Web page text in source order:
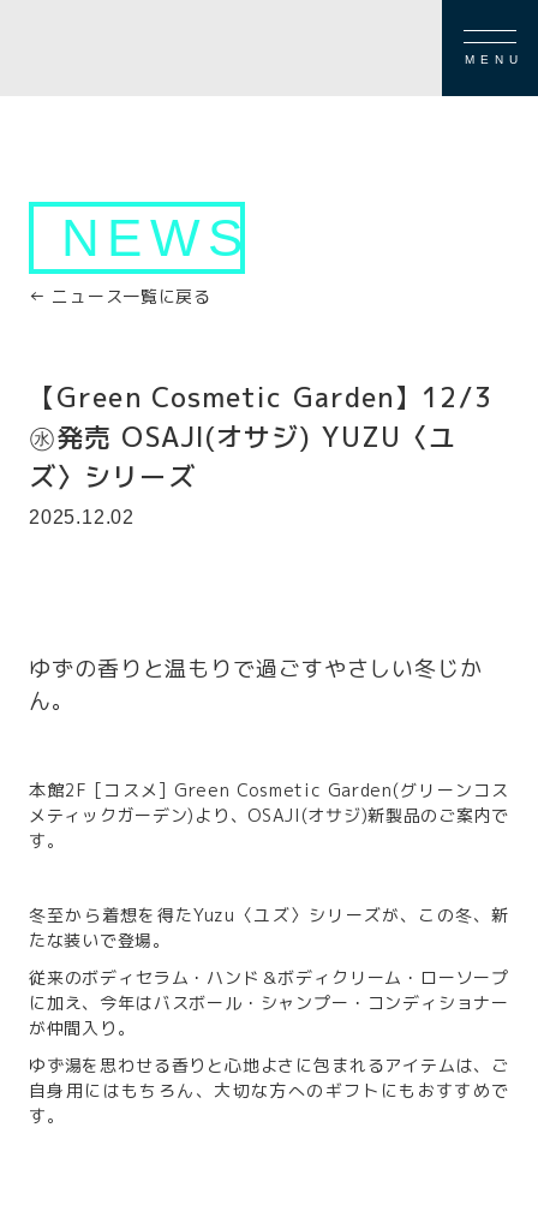
MENU
NEWS
← ニュース一覧に戻る
【Green Cosmetic Garden】12/3
㊌発売 OSAJI(オサジ) YUZU〈ユ
ズ〉シリーズ
2025.12.02
ゆずの香りと温もりで過ごすやさしい冬じか
ん。
本館2F [コスメ] Green Cosmetic Garden(グリーンコス
メティックガーデン)より、OSAJI(オサジ)新製品のご案内で
す。
冬至から着想を得たYuzu〈ユズ〉シリーズが、この冬、新
たな装いで登場。
従来のボディセラム・ハンド＆ボディクリーム・ローソープ
に加え、今年はバスボール・シャンプー・コンディショナー
が仲間入り。
ゆず湯を思わせる香りと心地よさに包まれるアイテムは、ご
自身用にはもちろん、大切な方へのギフトにもおすすめで
す。